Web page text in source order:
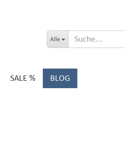
Alle
SALE % BLOG